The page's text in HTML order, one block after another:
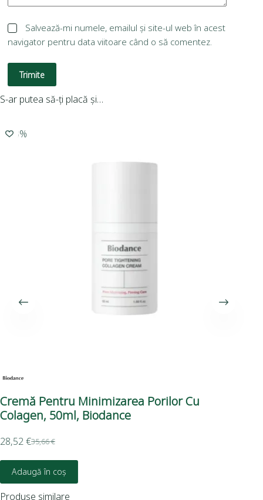
Salvează-mi numele, emailul și site-ul web în acest
navigator pentru data viitoare când o să comentez.
Trimite
S-ar putea să-ți placă și…
-20%
Cremă Pentru Minimizarea Porilor Cu
Colagen, 50ml, Biodance
35,66€
28,52€
Adaugă în coș
Produse similare